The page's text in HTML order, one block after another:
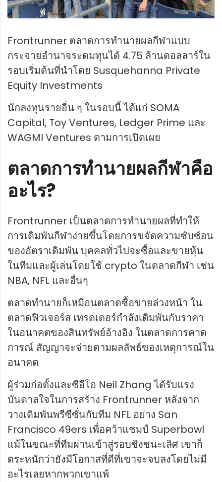
Frontrunner ตลาดการทำนายผลกีฬาแบบ
กระจายอำนาจระดมทุนได้ 4.75 ล้านดอลลาร์ใน
รอบเริ่มต้นที่นำโดย Susquehanna Private
Equity Investments
นักลงทุนรายอื่น ๆ ในรอบนี้ ได้แก่ SOMA
Capital, Toy Ventures, Ledger Prime และ
WAGMI Ventures ตามการเปิดเผย
ตลาดการทำนายผลกีฬาคือ
อะไร?
Frontrunner เป็นตลาดการทำนายผลที่ทำให้
การเดิมพันกีฬาง่ายขึ้นโดยการขจัดความซับซ้อน
ของอัตราเดิมพัน บุคคลทั่วไปจะซื้อและขายหุ้น
ในทีมและผู้เล่นโดยใช้ crypto ในตลาดกีฬา เช่น
NBA, NFL และอื่นๆ
ตลาดทำนายก็เหมือนตลาดซื้อขายล่วงหน้า ใน
ตลาดฟิวเจอร์ส เทรดเดอร์กำลังเดิมพันกับราคา
ในอนาคตของสินทรัพย์อ้างอิง ในตลาดการคาด
การณ์ สัญญาจะจ่ายตามผลลัพธ์ของเหตุการณ์ใน
อนาคต
ผู้ร่วมก่อตั้งและซีอีโอ Neil Zhang ได้รับแรง
บันดาลใจในการสร้าง Frontrunner หลังจาก
วางเดิมพันพรีซีซั่นกับทีม NFL อย่าง San
Francisco 49ers เพื่อคว้าแชมป์ Superbowl
แม้ในขณะที่ทีมผ่านเข้าสู่รอบชิงชนะเลิศ เขาก็
ตระหนักว่ายังมีโอกาสที่ดีที่เขาจะจบลงโดยไม่มี
อะไรเลยหากพวกเขาแพ้